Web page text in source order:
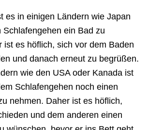
es in einigen Ländern wie Japan
Schlafengehen ein Bad zu
ist es höflich, sich vor dem Baden
und danach erneut zu begrüßen.
wie den USA oder Kanada ist
Schlafengehen noch einen
nehmen. Daher ist es höflich,
und dem anderen einen